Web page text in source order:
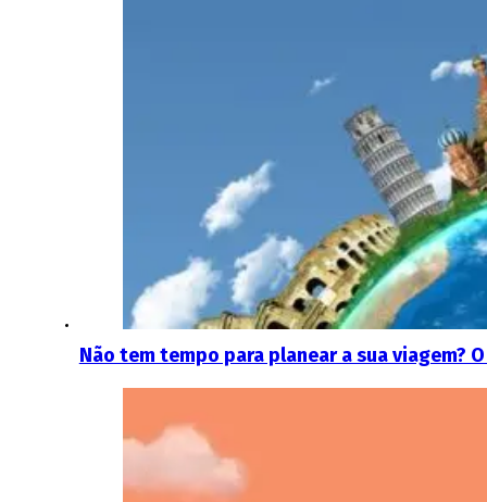
Não tem tempo para planear a sua viagem?